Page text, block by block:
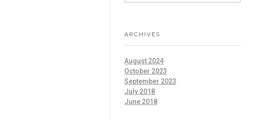
ARCHIVES
August 2024
October 2023
September 2023
July 2018
June 2018